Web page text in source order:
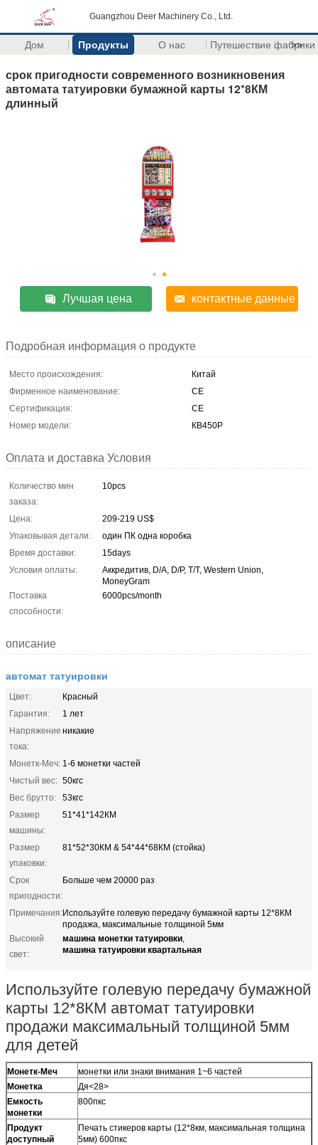
Guangzhou Deer Machinery Co., Ltd.
Дом Продукты О нас Путешествие фабрики
>>
срок пригодности современного возникновения
автомата татуировки бумажной карты 12*8КМ
длинный
Лучшая цена контактные данные
Подробная информация о продукте
Место происхождения:
Китай
Фирменное наименование:
CE
Сертификация:
CE
Номер модели:
КВ450Р
Оплата и доставка Условия
Количество мин
заказа:
10pcs
Цена:
209-219 US$
Упаковывая детали:
один ПК одна коробка
Время доставки:
15days
Условия оплаты:
Аккредитив, D/A, D/P, T/T, Western Union,
MoneyGram
Поставка
способности:
6000pcs/month
описание
автомат татуировки
Цвет:
Красный
Гарантия:
1 лет
Напряжение
тока:
никакие
Монетк-Меч: 1-6 монетки частей
Чистый вес: 50кгс
Вес брутто:
53кгс
Размер
машины:
51*41*142КМ
Размер
упаковки:
81*52*30КМ & 54*44*68КМ (стойка)
Срок
пригодности:
Больше чем 20000 раз
Примечания:Используйте голевую передачу бумажной карты 12*8КМ
продажа, максимальные толщиной 5мм
Высокий
свет:
машина монетки татуировки,
машина татуировки квартальная
Используйте голевую передачу бумажной
карты 12*8КМ автомат татуировки
продажи максимальный толщиной 5мм
для детей
Монетк-Меч
монетки или знаки внимания 1~6 частей
Монетка
Дя<28>
Емкость
монетки
800пкс
Продукт
доступный
Печать стикеров карты (12*8км, максимальная толщина
5мм) 600пкс